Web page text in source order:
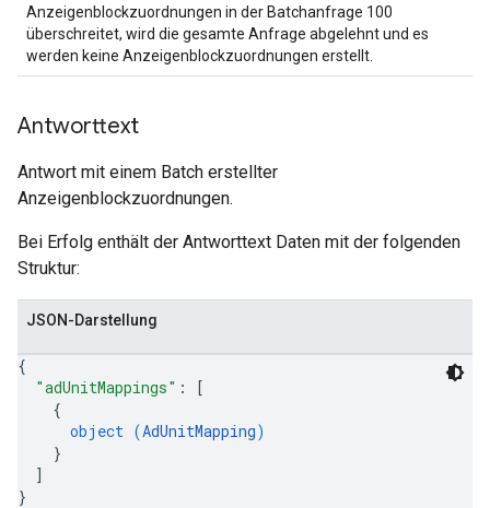
Anzeigenblockzuordnungen in der Batchanfrage 100
überschreitet, wird die gesamte Anfrage abgelehnt und es
werden keine Anzeigenblockzuordnungen erstellt.
Antworttext
Antwort mit einem Batch erstellter
Anzeigenblockzuordnungen.
Bei Erfolg enthält der Antworttext Daten mit der folgenden
Struktur:
JSON-Darstellung
{
"adUnitMappings" :
[
{
object (AdUnitMapping)
}
]
}